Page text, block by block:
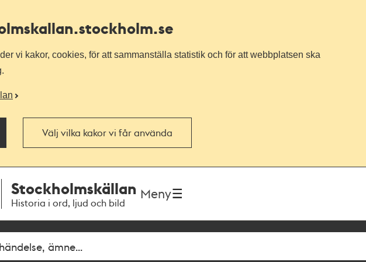
.stockholm.se
vi kakor, cookies, för att sammanställa statistik och för att webbplatsen ska
Välj vilka kakor vi får använda
Stockholmskällan
Historia i ord, ljud och bild
Meny